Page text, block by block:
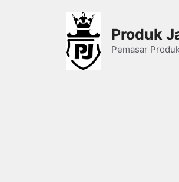
Produk
Pemasar